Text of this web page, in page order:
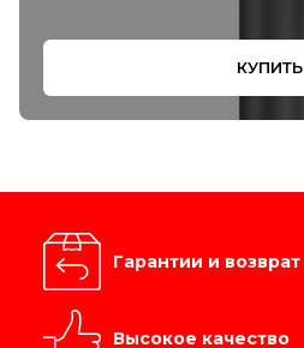
КУПИТЬ
Гарантии и возврат
Высокое качество